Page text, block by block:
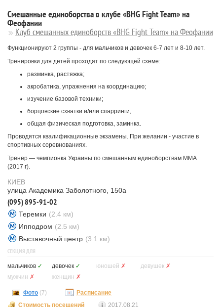
Смешанные единоборства в клубе «BHG Fight Team» на
Феофании
Клуб смешанных единоборств «BHG Fight Team» на Феофании
Функционируют 2 группы - для мальчиков и девочек 6-7 лет и 8-10 лет.
Тренировки для детей проходят по следующей схеме:
разминка, растяжка;
акробатика, упражнения на координацию;
изучение базовой техники;
борцовские схватки и/или спарринги;
общая физическая подготовка, заминка.
Проводятся квалификационные экзамены. При желании - участие в
спортивных соревнованиях.
Тренер — чемпионка Украины по смешанным единоборствам ММА
(2017 г).
КИЕВ
улица Академика Заболотного, 150а
(095) 895-91-02
Теремки (2.4 км)
Ипподром (2.5 км)
Выставочный центр (3.1 км)
СЕКЦИЯ ДЛЯ
мальчиков ✓ девочек ✓ юношей ✗ девушек ✗
мужчин ✗ женщин ✗
Фото (7)
Расписание
Стоимость посещений
2017.08.21